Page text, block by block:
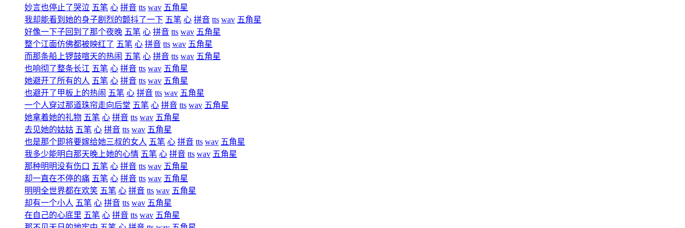
妙言也停止了哭泣 五笔 心 拼音 tts wav 五角星
我却能看到她的身子剧烈的颤抖了一下 五笔 心 拼音 tts wav 五角星
好像一下子回到了那个夜晚 五笔 心 拼音 tts wav 五角星
整个江面仿佛都被映红了 五笔 心 拼音 tts wav 五角星
而那条船上锣鼓喧天的热闹 五笔 心 拼音 tts wav 五角星
也响彻了整条长江 五笔 心 拼音 tts wav 五角星
她避开了所有的人 五笔 心 拼音 tts wav 五角星
也避开了甲板上的热闹 五笔 心 拼音 tts wav 五角星
一个人穿过那道珠帘走向后堂 五笔 心 拼音 tts wav 五角星
她拿着她的礼物 五笔 心 拼音 tts wav 五角星
去见她的姑姑 五笔 心 拼音 tts wav 五角星
也是那个即将要嫁给她三叔的女人 五笔 心 拼音 tts wav 五角星
我多少能明白那天晚上她的心情 五笔 心 拼音 tts wav 五角星
那种明明没有伤口 五笔 心 拼音 tts wav 五角星
却一直在不停的痛 五笔 心 拼音 tts wav 五角星
明明全世界都在欢笑 五笔 心 拼音 tts wav 五角星
却有一个小人 五笔 心 拼音 tts wav 五角星
在自己的心底里 五笔 心 拼音 tts wav 五角星